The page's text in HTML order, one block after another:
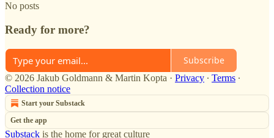
No posts
Ready for more?
Subscribe
© 2026 Jakub Goldmann & Martin Kopta · Privacy ∙ Terms ∙
Collection notice
Start your Substack
Get the app
Substack is the home for great culture